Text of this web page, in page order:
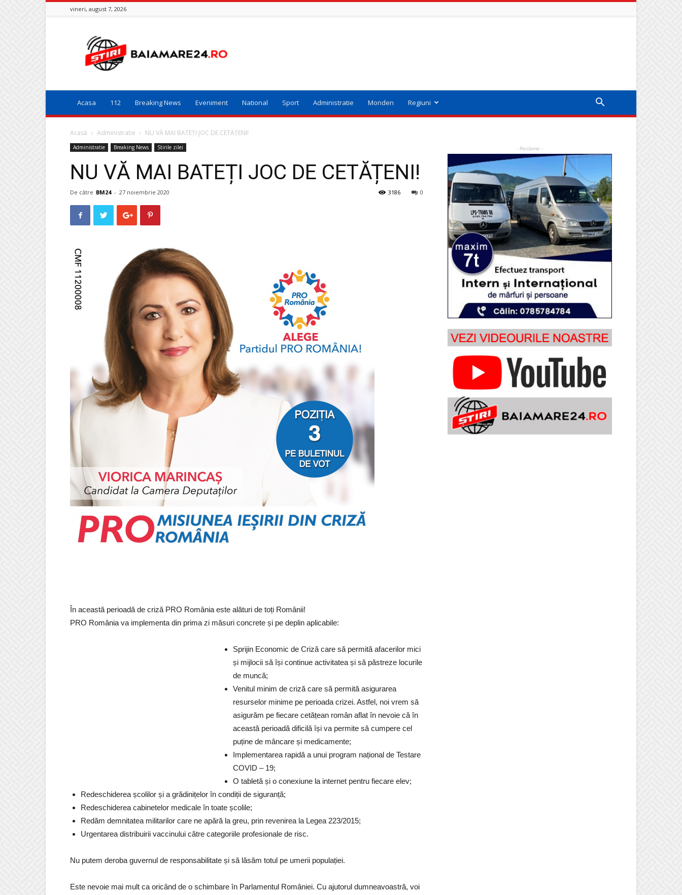
vineri, august 7, 2026
Baia
Mare
24
Acasa 112 Breaking News Eveniment National Sport Administratie Monden Regiuni
Acasă Administratie NU VĂ MAI BATEȚI JOC DE CETĂȚENI!
Administratie Breaking News Stirile zilei
NU VĂ MAI BATEȚI JOC DE CETĂȚENI!
De către BM24 - 27 noiembrie 2020 0
3186
În această perioadă de criză PRO România este alături de toți Românii!
PRO România va implementa din prima zi măsuri concrete și pe deplin aplicabile:
Sprijin Economic de Criză care să permită afacerilor mici
și mijlocii să își continue activitatea și să păstreze locurile
de muncă;
Venitul minim de criză care să permită asigurarea
resurselor minime pe perioada crizei. Astfel, noi vrem să
asigurăm pe fiecare cetățean român aflat în nevoie că în
această perioadă dificilă își va permite să cumpere cel
puține de mâncare și medicamente;
Implementarea rapidă a unui program național de Testare
COVID – 19;
O tabletă și o conexiune la internet pentru fiecare elev;
Redeschiderea școlilor și a grădinițelor în condiții de siguranță;
Redeschiderea cabinetelor medicale în toate școlile;
Redăm demnitatea militarilor care ne apără la greu, prin revenirea la Legea 223/2015;
Urgentarea distribuirii vaccinului către categoriile profesionale de risc.
Nu putem deroba guvernul de responsabilitate și să lăsăm totul pe umerii populației.
Este nevoie mai mult ca oricând de o schimbare în Parlamentul României. Cu ajutorul dumneavoastră, voi
- Reclame -